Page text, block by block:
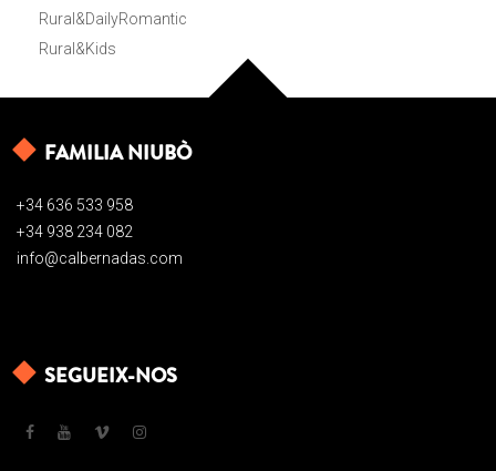
Rural&DailyRomantic
Rural&Kids
FAMILIA NIUBÒ
+34 636 533 958
+34 938 234 082
info@calbernadas.com
SEGUEIX-NOS